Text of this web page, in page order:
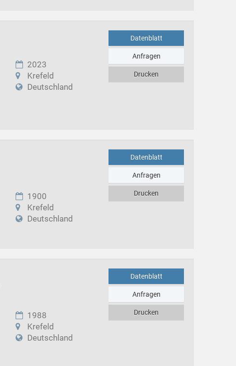
2023
Krefeld
Deutschland
Datenblatt
Anfragen
Drucken
1900
Krefeld
Deutschland
Datenblatt
Anfragen
Drucken
1988
Krefeld
Deutschland
Datenblatt
Anfragen
Drucken